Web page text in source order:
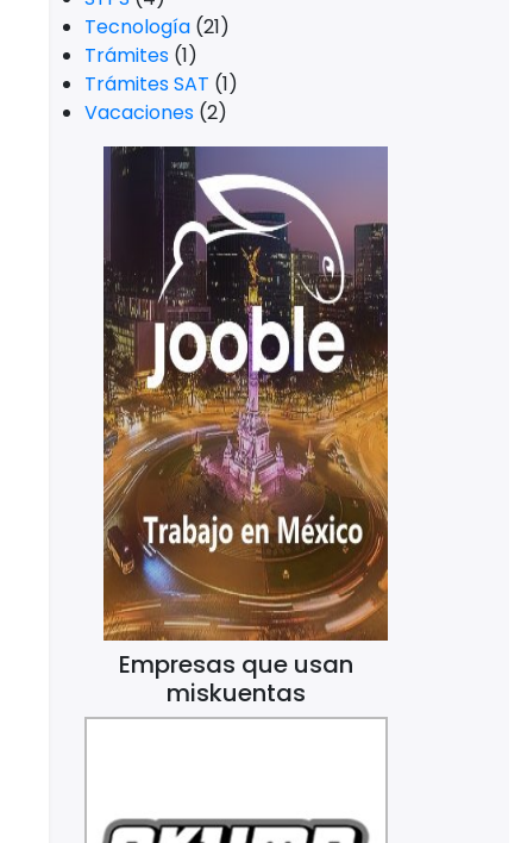
Tecnología (21)
Trámites (1)
Trámites SAT (1)
Vacaciones (2)
Empresas que usan
miskuentas